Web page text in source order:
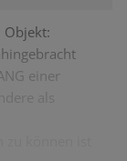
Objekt:
einer